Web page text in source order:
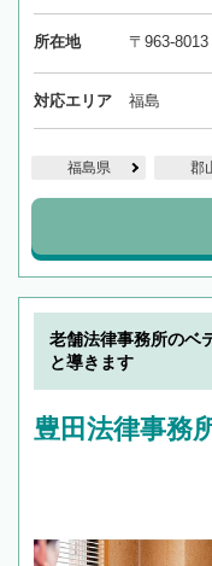
所在地 〒963-
対応エリア 福島
福島県 郡
老舗法律事務所のベ
と導きます
豊田法律事務